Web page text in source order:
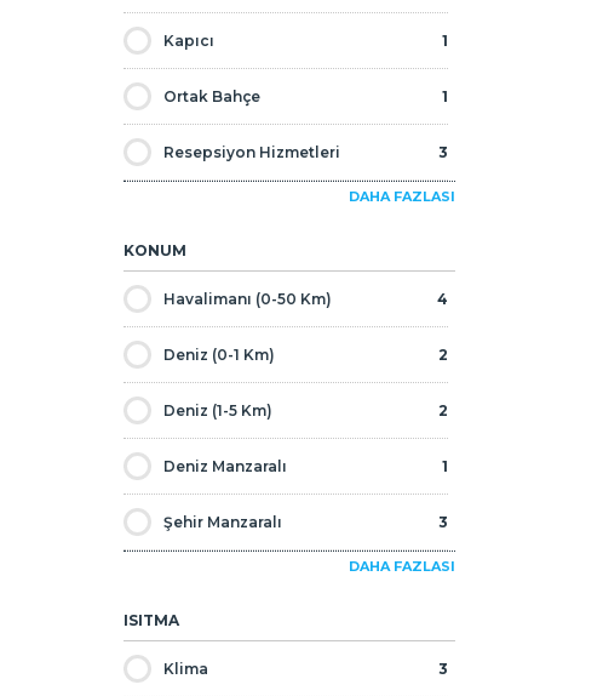
3
Kapıcı 1
Ortak Bahçe 1
Resepsiyon Hizmetleri 3
DAHA FAZLASI
KONUM
Havalimanı (0-50 Km) 4
Deniz (0-1 Km) 2
Deniz (1-5 Km) 2
Deniz Manzaralı 1
Şehir Manzaralı 3
DAHA FAZLASI
ISITMA
Klima 3